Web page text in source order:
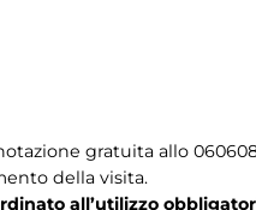
gratuita allo
della visita.
all’utilizzo